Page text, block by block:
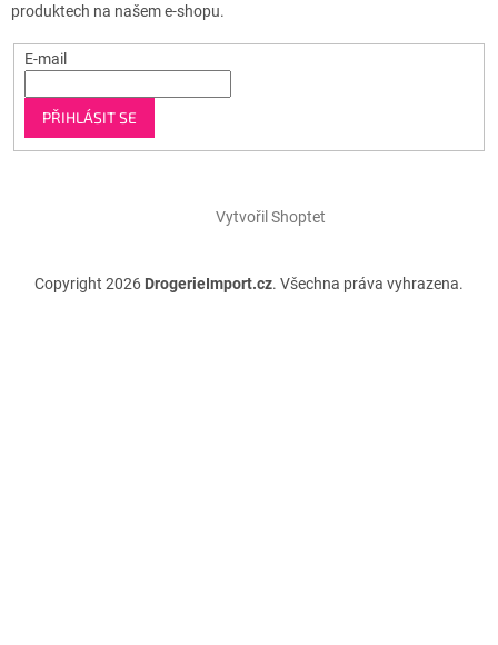
produktech na našem e-shopu.
E-mail
PŘIHLÁSIT SE
Vytvořil Shoptet
Copyright 2026 DrogerieImport.cz. Všechna práva vyhrazena.